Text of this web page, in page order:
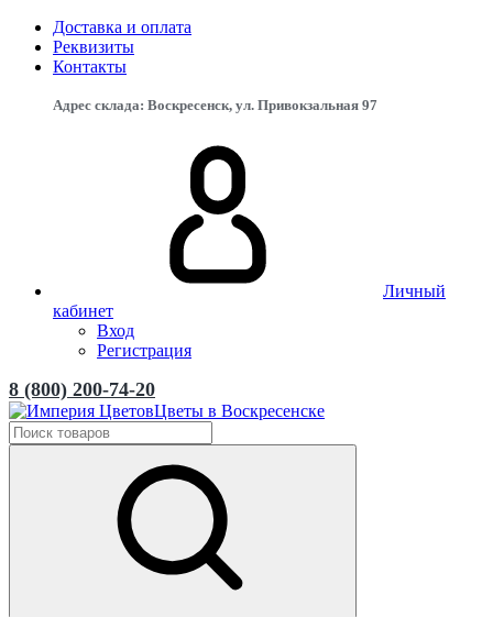
Доставка и оплата
Реквизиты
Контакты
Адрес склада: Воскресенск, ул. Привокзальная 97
Личный
кабинет
Вход
Регистрация
8 (800) 200-74-20
Цветы в Воскресенске